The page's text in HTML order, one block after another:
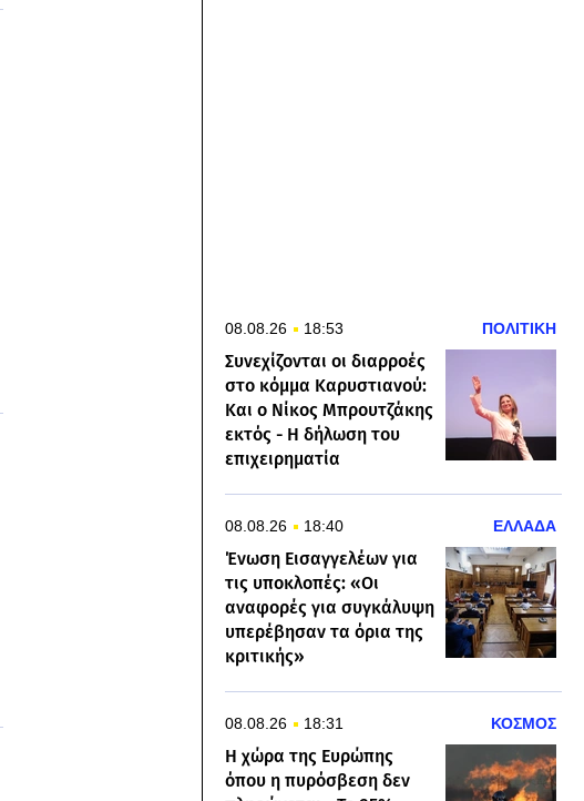
08.08.26 18:53 ΠΟΛΙΤΙΚΗ
Συνεχίζονται οι διαρροές
στο κόμμα Καρυστιανού:
Και ο Νίκος Μπρουτζάκης
εκτός - Η δήλωση του
επιχειρηματία
08.08.26 18:40 ΕΛΛΑΔΑ
Ένωση Εισαγγελέων για
τις υποκλοπές: «Οι
αναφορές για συγκάλυψη
υπερέβησαν τα όρια της
κριτικής»
08.08.26 18:31 ΚΟΣΜΟΣ
Η χώρα της Ευρώπης
όπου η πυρόσβεση δεν